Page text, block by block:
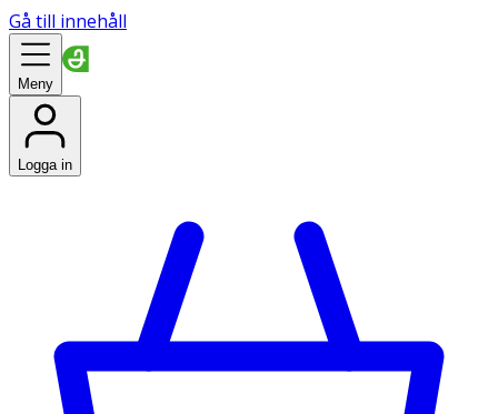
Gå till innehåll
Meny
Logga in